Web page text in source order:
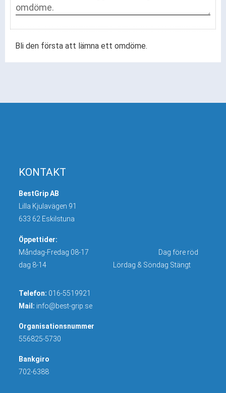
Bli den första att lämna ett omdöme.
KONTAKT
BestGrip AB
Lilla Kjulavägen 91
633 62 Eskilstuna
Öppettider:
Måndag-Fredag 08-17 Dag före röd
dag 8-14 Lördag & Söndag Stängt
Telefon: 016-5519921
Mail: info@best-grip.se
Organisationsnummer
556825-5730
Bankgiro
702-6388